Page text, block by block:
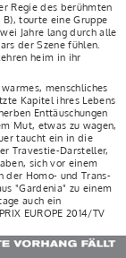
Regie des berühmten
tourte eine Gruppe
Jahre lang durch alle
der Szene fühlen.
heim in ihr
menschliches
Kapitel ihres Lebens
Enttäuschungen
Mut, etwas zu wagen,
taucht ein in die
Travestie-Darsteller,
sich vor einem
der Homo- und Trans­
"Gardenia" zu einem
auch ein
EUROPE 2014/TV